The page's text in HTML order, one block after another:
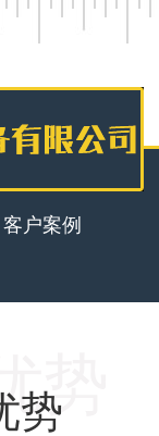
客户案例
势
势